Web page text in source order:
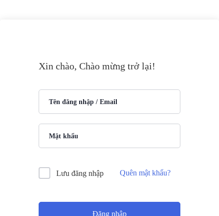
Xin chào, Chào mừng trở lại!
Lưu đăng nhập Quên mật khẩu?
Đăng nhập